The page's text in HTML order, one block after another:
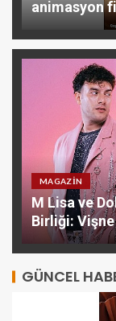
animasyon
MAGAZIN
M Lisa ve
Birliği: Vişne
GÜNCEL